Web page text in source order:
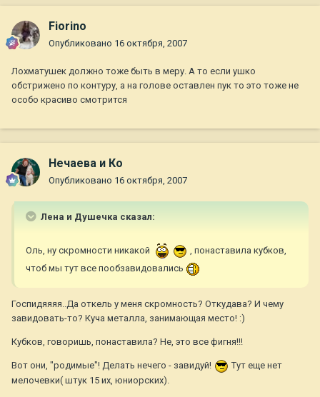
Fiorino
Опубликовано 16 октября, 2007
Лохматушек должно тоже быть в меру. А то если ушко
обстрижено по контуру, а на голове оставлен пук то это тоже не
особо красиво смотрится
Нечаева и Ко
Опубликовано 16 октября, 2007
Лена и Душечка сказал:
Оль, ну скромности никакой
, понаставила кубков,
чтоб мы тут все пообзавидовались
Госпидяяяя..Да откель у меня скромность? Откудава? И чему
завидовать-то? Куча металла, занимающая место! :)
Кубков, говоришь, понаставила? Не, это все фигня!!!
Вот они, "родимые"! Делать нечего - завидуй!
Тут еще нет
мелочевки( штук 15 их, юниорских).